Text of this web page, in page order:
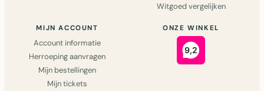
Witgoed vergelijken
MIJN ACCOUNT
Account informatie
Herroeping aanvragen
Mijn bestellingen
Mijn tickets
ONZE WINKEL